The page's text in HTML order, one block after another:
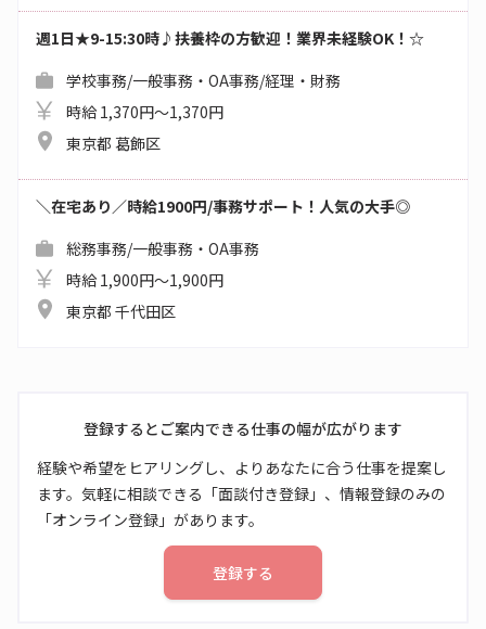
週1日★9-15:30時♪扶養枠の方歓迎！業界未経験OK！☆
学校事務/一般事務・OA事務/経理・財務
時給 1,370円～1,370円
東京都 葛飾区
＼在宅あり／時給1900円/事務サポート！人気の大手◎
総務事務/一般事務・OA事務
時給 1,900円～1,900円
東京都 千代田区
登録するとご案内できる仕事の幅が広がります
経験や希望をヒアリングし、よりあなたに合う仕事を提案し
ます。気軽に相談できる「面談付き登録」、情報登録のみの
「オンライン登録」があります。
登録する